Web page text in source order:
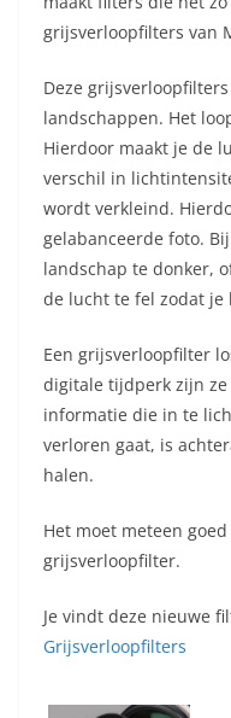
grijsverloopfilters van
Deze
landschappen. Het
Hierdoor maakt je de
verschil in
wordt verkleind.
gelabanceerde foto.
landschap te donker,
de lucht te fel zodat
Een grijsverloopfilter
digitale tijdperk zijn
informatie die in te
verloren gaat, is
halen.
Het moet meteen
grijsverloopfilter.
Je vindt deze nieuwe
Grijsverloopfilters